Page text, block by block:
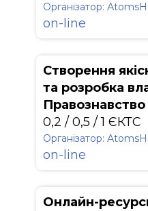
Організатор:
on-line
Створення
та розробка
Правознавство
0,2 / 0,5 / 1 ЄКТС
Організатор:
on-line
Онлайн-